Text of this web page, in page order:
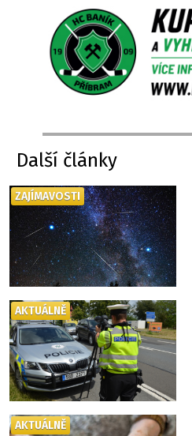
Další články
ZAJÍMAVOSTI
AKTUÁLNĚ
AKTUÁLNĚ